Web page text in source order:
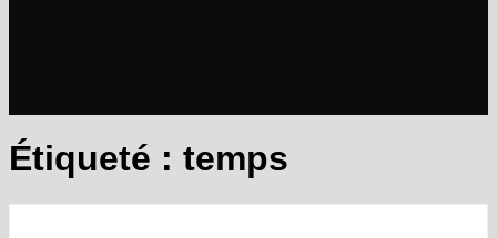
Étiqueté : temps